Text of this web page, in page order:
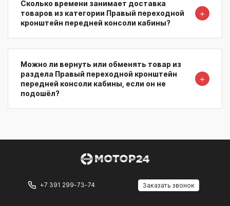
Сколько времени занимает доставка
товаров из категории Правый переходной
кронштейн передней консоли кабины?
＋
Можно ли вернуть или обменять товар из
раздела Правый переходной кронштейн
передней консоли кабины, если он не
подошёл?
＋
+7 391 299-73-74 Заказать звонок